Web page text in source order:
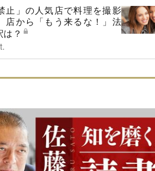
止」の人気店で料理を撮影
店から「もう来るな！」法
は？